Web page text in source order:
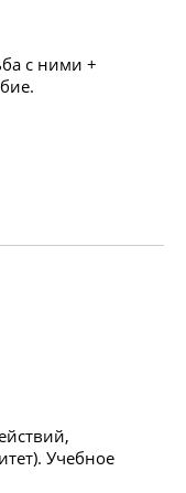
с ними +
Учебное